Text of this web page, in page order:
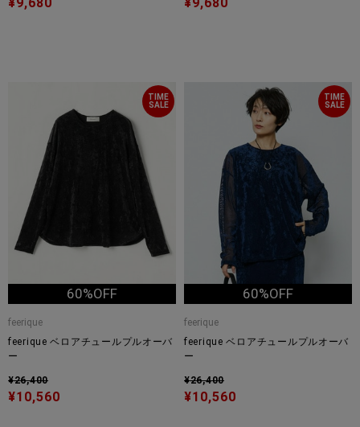
TIME
SALE
60%OFF
feerique
feerique ベロアチュールプルオーバ
ー
¥26,400
¥10,560
TIME
SALE
60%OFF
feerique
feerique ベロアチュールプルオーバ
ー
¥26,400
¥10,560